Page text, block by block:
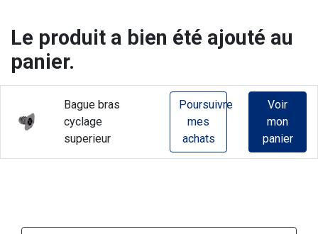
Le produit a bien été ajouté au
panier.
Bague bras
cyclage
superieur
Poursuivre
mes
achats
Voir
mon
panier